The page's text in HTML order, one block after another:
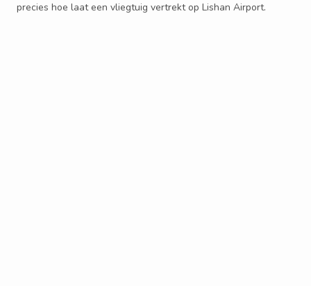
precies hoe laat een vliegtuig vertrekt op Lishan Airport.